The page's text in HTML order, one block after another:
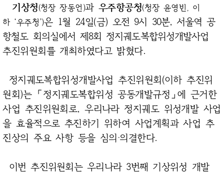
기상청(청장 장동언)과 우주항공청(청장 윤영빈, 이
하 ‘우주청’)은 1월 24일(금) 오전 9시 30분, 서울역 공
항철도 회의실에서 제8회 정지궤도복합위성개발사업
추진위원회를 개최하였다고 밝혔다.
정지궤도복합위성개발사업 추진위원회(이하 추진위
원회)는 「정지궤도복합위성 공동개발규정」에 근거한
사업 추진위원회로, 우리나라 정지궤도 위성개발 사업
을 효율적으로 추진하기 위하여 사업계획과 사업 추
진상의 주요 사항 등을 심의‧의결한다.
이번 추진위원회는 우리나라 3번째 기상위성 개발